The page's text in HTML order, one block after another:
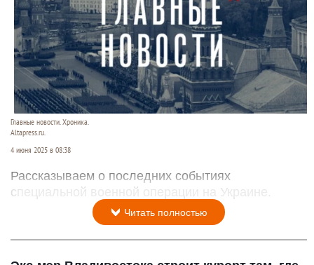
Главные новости. Хроника.
Altapress.ru.
4 июня 2025 в 08:38
Рассказываем о последних событиях
специальной военной операции на Украине.
Читать полностью